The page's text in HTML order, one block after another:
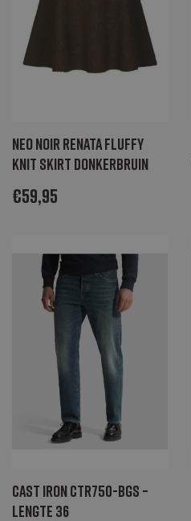
Neo Noir Renata fluffy
knit skirt donkerbruin
€59,95
Cast Iron CTR750-BGS –
lengte 36